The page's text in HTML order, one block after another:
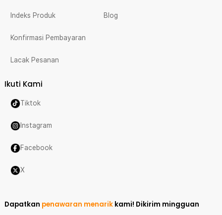
Indeks Produk
Konfirmasi Pembayaran
Lacak Pesanan
Blog
Ikuti Kami
Tiktok
Instagram
Facebook
X
Dapatkan penawaran menarik kami! Dikirim mingguan